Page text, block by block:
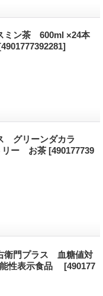
ミン茶 600ml ×24本
ス グリーンダカラ
リー お茶 [490177739
衛門プラス 血糖値対
性表示食品 [490177